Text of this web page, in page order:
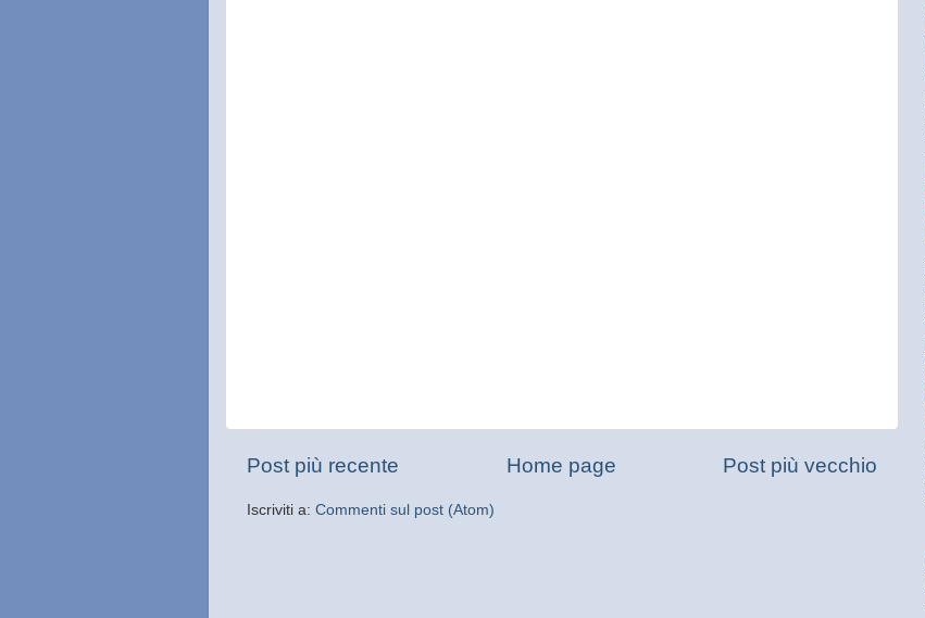
Post più recente Post più vecchio
Home page
Iscriviti a: Commenti sul post (Atom)